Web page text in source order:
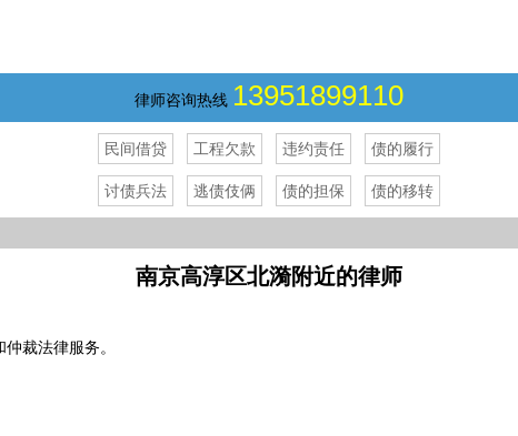
律师咨询热线 13951899110
民间借贷 工程欠款 违约责任 债的履行
讨债兵法 逃债伎俩 债的担保 债的移转
南京高淳区北漪附近的律师
裁法律服务。